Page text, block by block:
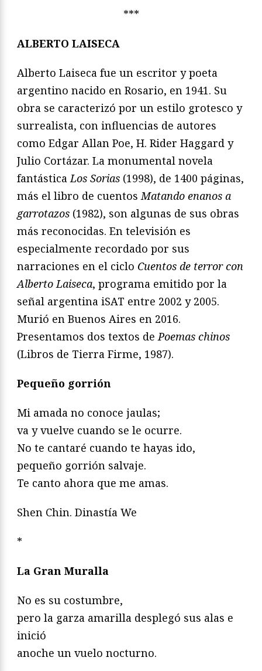
***
ALBERTO LAISECA
Alberto Laiseca fue un escritor y poeta
argentino nacido en Rosario, en 1941. Su
obra se caracterizó por un estilo grotesco y
surrealista, con influencias de autores
como Edgar Allan Poe, H. Rider Haggard y
Julio Cortázar. La monumental novela
fantásticaLos Sorias (1998), de 1400 páginas,
más el libro de cuentosMatando enanos a
garrotazos (1982), son algunas de sus obras
más reconocidas. En televisión es
especialmente recordado por sus
narraciones en el ciclo Cuentos de terror con
Alberto Laiseca, programa emitido por la
señal argentina iSAT entre 2002 y 2005.
Murió en Buenos Aires en 2016.
Presentamos dos textos dePoemas chinos
(Libros de Tierra Firme, 1987).
Pequeño gorrión
Mi amada no conoce jaulas;
va y vuelve cuando se le ocurre.
No te cantaré cuando te hayas ido,
pequeño gorrión salvaje.
Te canto ahora que me amas.
Shen Chin. Dinastía We
*
La Gran Muralla
No es su costumbre,
pero la garza amarilla desplegó sus alas e
inició
anoche un vuelo nocturno.